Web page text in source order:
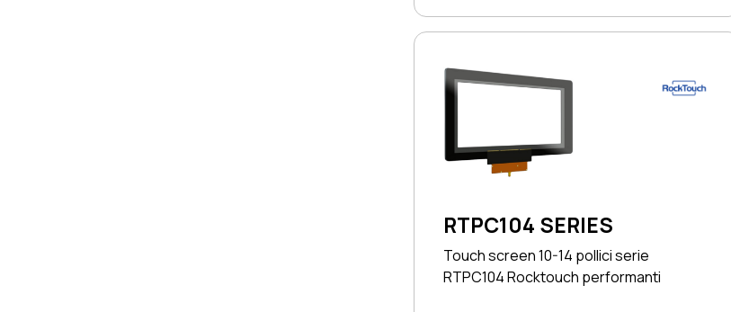
RTPC104 SERIES
Touch screen 10-14 pollici serie
RTPC104 Rocktouch performanti